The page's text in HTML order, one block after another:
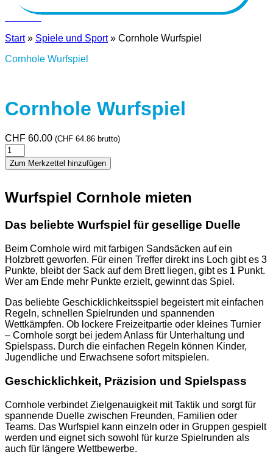
Kontakt
Start» Spiele und Sport» Cornhole Wurfspiel
Cornhole Wurfspiel
Cornhole Wurfspiel
CHF 60.00 (CHF 64.86 brutto)
Cornhole
Wurfspiel
Menge
Zum Merkzettel hinzufügen
Wurfspiel Cornhole mieten
Das beliebte Wurfspiel für gesellige Duelle
Beim Cornhole wird mit farbigen Sandsäcken auf ein
Holzbrett geworfen. Für einen Treffer direkt ins Loch gibt es 3
Punkte, bleibt der Sack auf dem Brett liegen, gibt es 1 Punkt.
Wer am Ende mehr Punkte erzielt, gewinnt das Spiel.
Das beliebte Geschicklichkeitsspiel begeistert mit einfachen
Regeln, schnellen Spielrunden und spannenden
Wettkämpfen. Ob lockere Freizeitpartie oder kleines Turnier
– Cornhole sorgt bei jedem Anlass für Unterhaltung und
Spielspass. Durch die einfachen Regeln können Kinder,
Jugendliche und Erwachsene sofort mitspielen.
Geschicklichkeit, Präzision und Spielspass
Cornhole verbindet Zielgenauigkeit mit Taktik und sorgt für
spannende Duelle zwischen Freunden, Familien oder
Teams. Das Wurfspiel kann einzeln oder in Gruppen gespielt
werden und eignet sich sowohl für kurze Spielrunden als
auch für längere Wettbewerbe.